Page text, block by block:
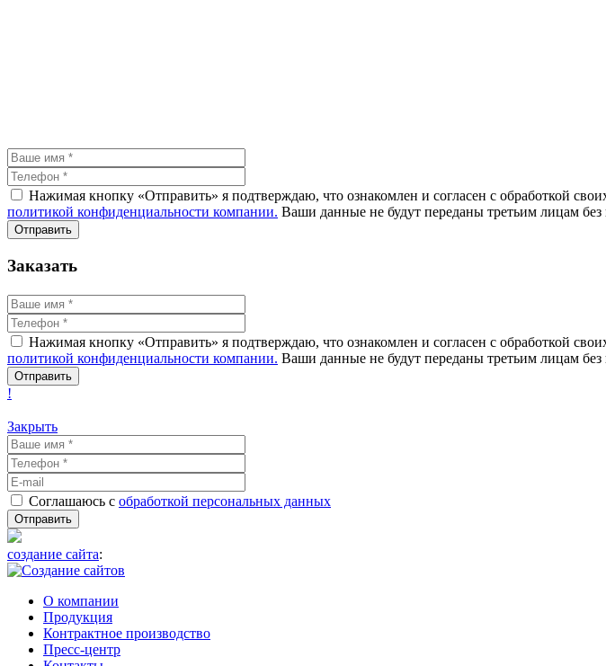
Нажимая кнопку «Отправить» я подтверждаю, что ознакомлен и согласен с обработкой
политикой конфиденциальности компании. Ваши данные не будут переданы третьим лицам без
Заказать
Нажимая кнопку «Отправить» я подтверждаю, что ознакомлен и согласен с обработкой
политикой конфиденциальности компании. Ваши данные не будут переданы третьим лицам без
!
Закрыть
Соглашаюсь с обработкой персональных данных
создание сайта:
О компании
Продукция
Контрактное производство
Пресс-центр